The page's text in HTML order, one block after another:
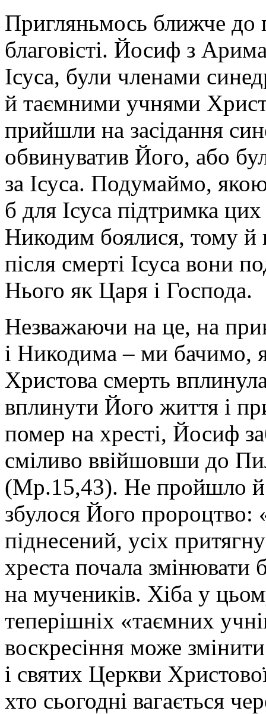
Пригляньмось ближче до
благовісті. Йосиф з
Ісуса, були членами
й таємними учнями
прийшли на засідання
обвинуватив Його, або
за Ісуса. Подумаймо,
б для Ісуса підтримка
Никодим боялися, тому
після смерті Ісуса вони
Нього як Царя і Господа.
Незважаючи на це, на
і Никодима – ми бачимо,
Христова смерть
вплинути Його життя і
помер на хресті, Йосиф
сміливо ввійшовши до
(Мр.15,43). Не пройшло й
збулося Його пророцтво:
піднесений, усіх
хреста почала змінювати
на мучеників. Хіба у
теперішніх «таємних
воскресіння може змінити
і святих Церкви
хто сьогодні вагається